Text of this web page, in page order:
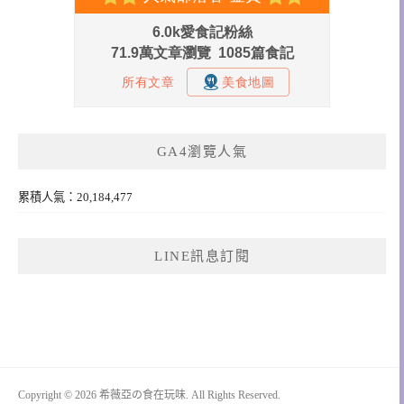
GA4瀏覽人氣
累積人氣：20,184,477
LINE訊息訂閱
Copyright © 2026 希薇亞の食在玩味. All Rights Reserved.